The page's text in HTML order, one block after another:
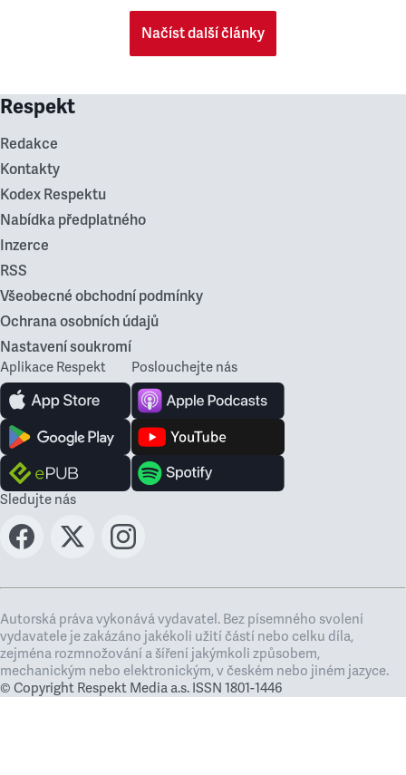
Načíst další články
Respekt
Redakce
Kontakty
Kodex Respektu
Nabídka předplatného
Inzerce
RSS
Všeobecné obchodní podmínky
Ochrana osobních údajů
Nastavení soukromí
Aplikace Respekt Poslouchejte nás
Sledujte nás
Autorská práva vykonává vydavatel. Bez písemného svolení
vydavatele je zakázáno jakékoli užití částí nebo celku díla,
zejména rozmnožování a šíření jakýmkoli způsobem,
mechanickým nebo elektronickým, v českém nebo jiném jazyce.
© Copyright Respekt Media a.s. ISSN 1801-1446